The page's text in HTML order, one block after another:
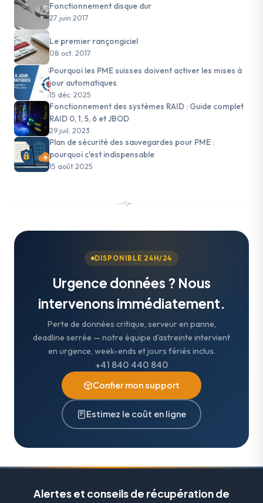
Fonctionnement disque dur
27 juin 2017
Le premier rançongiciel
08 oct. 2017
Pourquoi les PME suisses doivent activer les mises à
jour automatiques
15 déc. 2025
Fonctionnement des systèmes RAID : Guide complet
RAID 0, 1, 5, 6 et JBOD
29 juil. 2023
Plan de sécurité des sauvegardes pour PME :
pourquoi c'est indispensable
15 août 2025
DISPONIBLE 24H/24
Urgence données ? Nous
intervenons immédiatement.
Perte de données critique, serveur en panne,
deadline serrée — notre équipe d'astreinte intervient
en urgence, week-ends et jours fériés inclus.
+41 840 440 840
Confier mon support
Estimez le coût en ligne
Alertes et conseils de récupération de